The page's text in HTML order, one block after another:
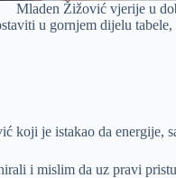
Mladen Žižović vjerije u
u gornjem dijelu
je istakao da energije,
i mislim da uz pravi